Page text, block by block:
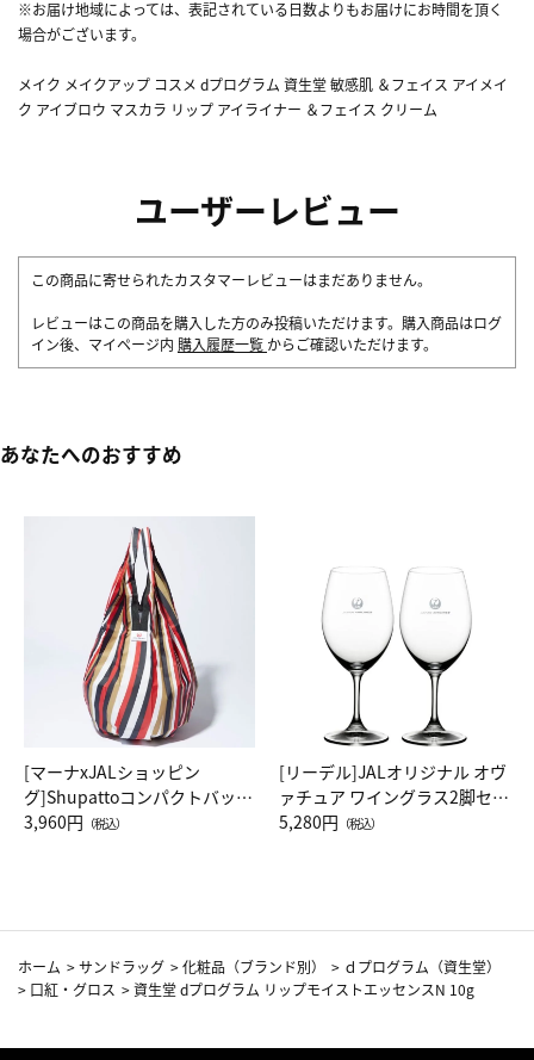
※お届け地域によっては、表記されている日数よりもお届けにお時間を頂く
場合がございます。
メイク メイクアップ コスメ dプログラム 資生堂 敏感肌 ＆フェイス アイメイ
ク アイブロウ マスカラ リップ アイライナー ＆フェイス クリーム
ユーザーレビュー
この商品に寄せられたカスタマーレビューはまだありません。
レビューはこの商品を購入した方のみ投稿いただけます。購入商品はログ
イン後、マイページ内 購入履歴一覧 からご確認いただけます。
あなたへのおすすめ
[マーナxJALショッピン
グ]Shupattoコンパクトバッグ
Drop JAL客室乗務員（LC）ス
3,960円 （税込）
[リーデル]JALオリジナル オヴ
ァチュア ワイングラス2脚セッ
ト（レッドワイン）
5,280円 （税込）
ホーム >サンドラッグ >化粧品（ブランド別） > ｄプログラム（資生堂）
> 口紅・グロス >資生堂 dプログラム リップモイストエッセンスN 10g